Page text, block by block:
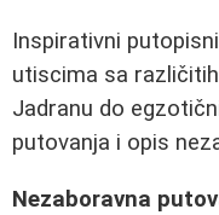
Inspirativni
utiscima sa
Jadranu do
putovanja i opis
Nezaboravna